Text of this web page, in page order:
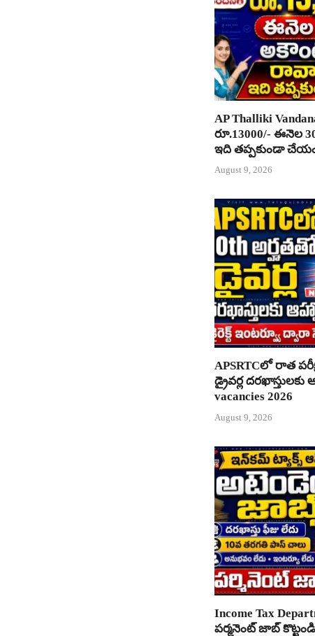
AP Thalliki
రూ.13000/- ఈనెల
ఇది తప్పకుండా
August 9, 2026
APSRTCలో రాత
డ్రైవర్ల
vacancies 2026
August 9, 2026
Income Tax
పర్మనెంట్ జాబ్ కొట్టండి